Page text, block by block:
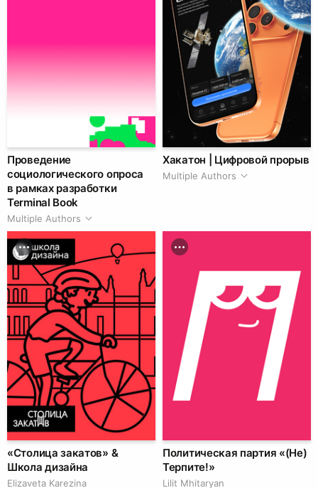
Проведение
социологического опроса
в рамках разработки
Terminal Book
Multiple Authors
Хакатон | Цифровой прорыв
Multiple Authors
«Столица закатов» &
Школа дизайна
Elizaveta Karezina
Политическая партия «(Не)
Терпите!»
Lilit Mhitaryan